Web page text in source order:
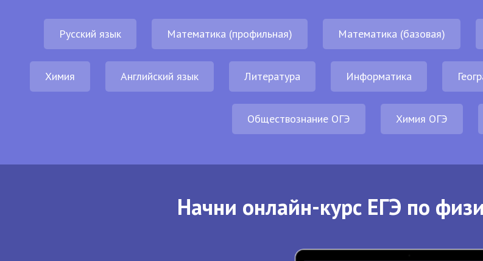
Русский язык Математика (профильная) Математика (базовая)
Химия Английский язык Литература Информатика
Обществознание ОГЭ Химия ОГЭ
Начни онлайн-курс ЕГЭ по